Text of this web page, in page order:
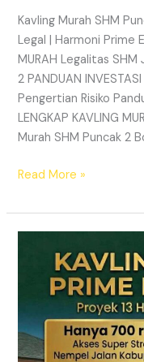
Kavling Murah SHM
Legal | Harmoni Prime
MURAH Legalitas SHM
2 PANDUAN
Pengertian Risiko
LENGKAP KAVLING
Murah SHM Puncak 2
Read More »
HARMONI
BOGOR
|
SHM